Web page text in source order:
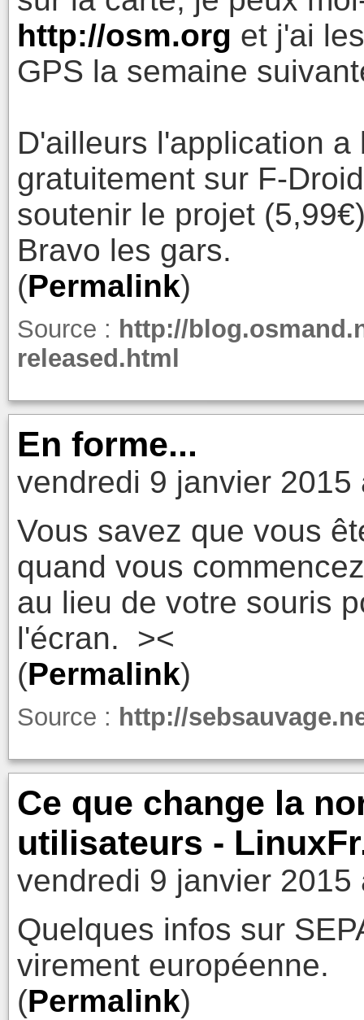
http://osm.org et j'ai
GPS la semaine
D'ailleurs l'application
gratuitement sur F-
soutenir le projet
Bravo les gars.
(Permalink)
Source : http://
released.html
En forme...
vendredi 9 janvier 2015
Vous savez que vous
quand vous
au lieu de votre souris
l'écran. ><
(Permalink)
Source : http://
Ce que change la
utilisateurs -
vendredi 9 janvier 2015
Quelques infos sur
virement européenne.
(Permalink)